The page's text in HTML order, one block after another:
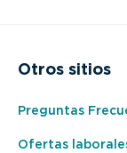
Otros sitios
Preguntas
Ofertas